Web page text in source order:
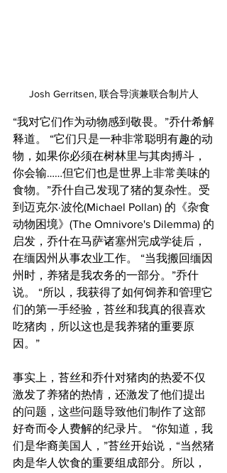
Josh Gerritsen, 联合导演兼联合制片人
“我对它们作为动物感到敬畏。”乔什希解
释道。 “它们只是一种非常聪明有趣的动
物，如果你必须在树林里与其肉搏斗，
你会输……但它们也是世界上非常美味的
食物。”乔什自己发现了猪的复杂性。受
到迈克尔·波伦(Michael Pollan) 的《杂食
动物困境》(The Omnivore's Dilemma) 的
启发，乔什在马萨诸塞州完成学徒后，
在缅因州从事农业工作。 “当我搬回缅因
州时，养猪是我农务的一部分。”乔什
说。 “所以，我获得了如何饲养和管理它
们的第一手经验，苔丝和我真的很喜欢
吃猪肉，所以这也是我养猪的重要原
因。”
事实上，苔丝和乔什对猪肉的热爱不仅
激发了养猪的热情，还激发了他们提出
的问题，这些问题导致他们制作了这部
好奇而令人费解的纪录片。 “你知道，我
们是华裔美国人，”苔丝开始说，“当然猪
肉是华人饮食的重要组成部分。所以，